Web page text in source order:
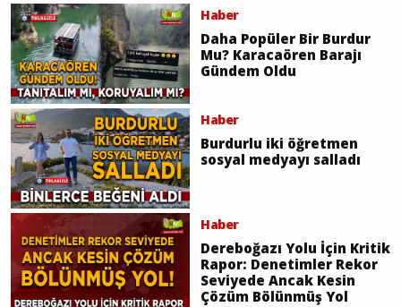
Haber
Daha Popüler Bir Burdur
Mu? Karacaören Barajı
Gündem Oldu
Haber
Burdurlu iki öğretmen
sosyal medyayı salladı
Haber
Dereboğazı Yolu İçin Kritik
Rapor: Denetimler Rekor
Seviyede Ancak Kesin
Çözüm Bölünmüş Yol